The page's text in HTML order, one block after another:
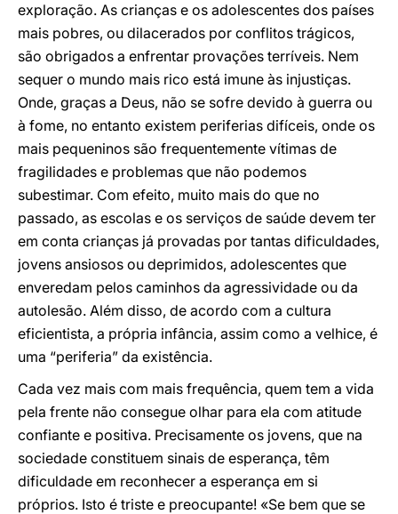
exploração. As crianças e os adolescentes dos países
mais pobres, ou dilacerados por conflitos trágicos,
são obrigados a enfrentar provações terríveis. Nem
sequer o mundo mais rico está imune às injustiças.
Onde, graças a Deus, não se sofre devido à guerra ou
à fome, no entanto existem periferias difíceis, onde os
mais pequeninos são frequentemente vítimas de
fragilidades e problemas que não podemos
subestimar. Com efeito, muito mais do que no
passado, as escolas e os serviços de saúde devem ter
em conta crianças já provadas por tantas dificuldades,
jovens ansiosos ou deprimidos, adolescentes que
enveredam pelos caminhos da agressividade ou da
autolesão. Além disso, de acordo com a cultura
eficientista, a própria infância, assim como a velhice, é
uma “periferia” da existência.
Cada vez mais com mais frequência, quem tem a vida
pela frente não consegue olhar para ela com atitude
confiante e positiva. Precisamente os jovens, que na
sociedade constituem sinais de esperança, têm
dificuldade em reconhecer a esperança em si
próprios. Isto é triste e preocupante! «Se bem que se